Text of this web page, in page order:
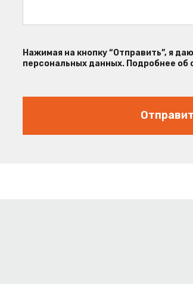
Нажимая на кнопку “Отправить”, я даю
персональных данных. Подробнее об